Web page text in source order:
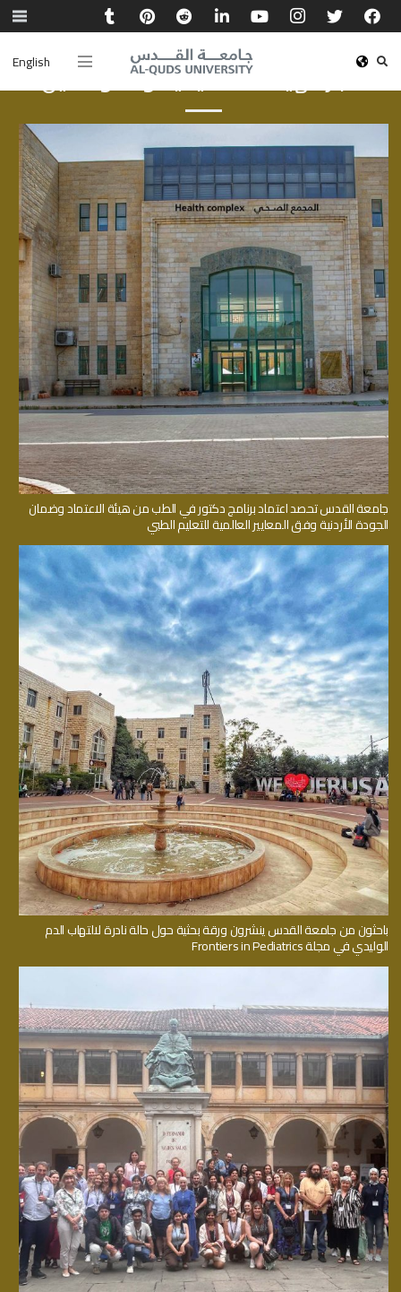
Englishأخبار الهيئة الأكاديمية والموظفين
جامعة القدس تحصد اعتماد برنامج دكتور في الطب من هيئة الاعتماد وضمان
الجودة الأردنية وفق المعايير العالمية للتعليم الطبي
باحثون من جامعة القدس ينشرون ورقة بحثية حول حالة نادرة لالتهاب الدم
الوليدي في مجلة Frontiers in Pediatrics